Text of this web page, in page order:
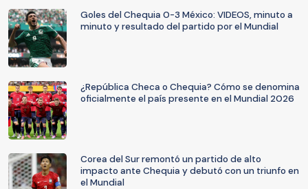
Goles del Chequia 0-3 México: VIDEOS, minuto a
minuto y resultado del partido por el Mundial
¿República Checa o Chequia? Cómo se denomina
oficialmente el país presente en el Mundial 2026
Corea del Sur remontó un partido de alto
impacto ante Chequia y debutó con un triunfo en
el Mundial